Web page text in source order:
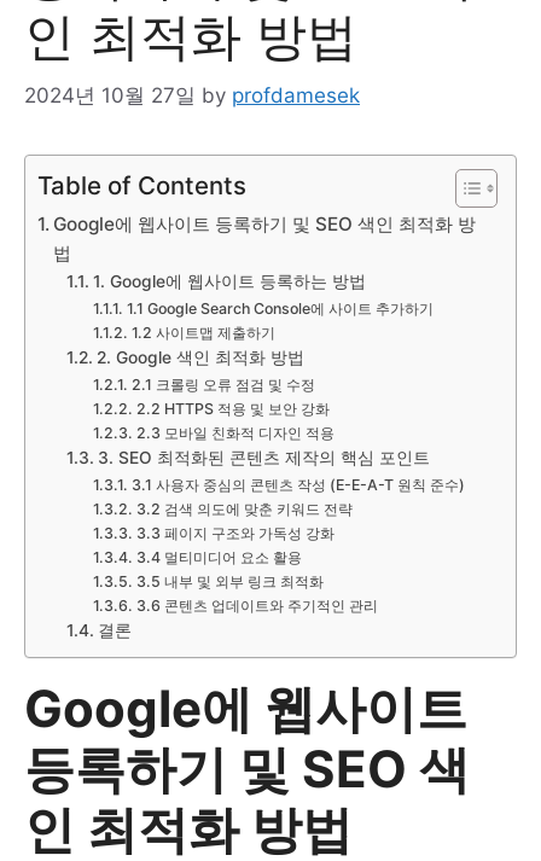
인 최적화 방법
2024년 10월 27일 by profdamesek
Table of Contents
Google에 웹사이트 등록하기 및 SEO 색인 최적화 방
법
1. Google에 웹사이트 등록하는 방법
1.1 Google Search Console에 사이트 추가하기
1.2 사이트맵 제출하기
2. Google 색인 최적화 방법
2.1 크롤링 오류 점검 및 수정
2.2 HTTPS 적용 및 보안 강화
2.3 모바일 친화적 디자인 적용
3. SEO 최적화된 콘텐츠 제작의 핵심 포인트
3.1 사용자 중심의 콘텐츠 작성 (E-E-A-T 원칙 준수)
3.2 검색 의도에 맞춘 키워드 전략
3.3 페이지 구조와 가독성 강화
3.4 멀티미디어 요소 활용
3.5 내부 및 외부 링크 최적화
3.6 콘텐츠 업데이트와 주기적인 관리
결론
Google에 웹사이트
등록하기 및 SEO 색
인 최적화 방법